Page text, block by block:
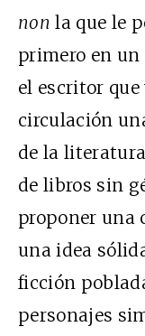
non la que le
primero en un
el escritor
circulación
de la
de libros sin
proponer una
una idea
ficción
personajes